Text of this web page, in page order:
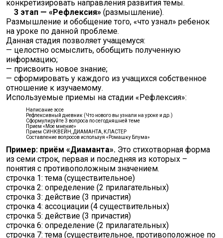
конкретизировать направления развития темы.
3 этап — «Рефлексия» (размышление).
Размышление и обобщение того, «что узнал» ребенок
на уроке по данной проблеме.
Данная стадия позволяет учащемуся:
— целостно осмыслить, обобщить полученную
информацию;
— присвоить новое знание;
— сформировать у каждого из учащихся собственное
отношение к изучаемому.
Используемые приемы на стадии «Рефлексия»:
Написание эссе
Рефлексивный дневник (Что нового вы узнали на уроке и др.)
Сформулируйте 3 вопроса по сегодняшней теме
Прием «Мое мнение»
Прием СИНКВЕЙН, ДИАМАНТА, КЛАСТЕР
Составление вопросов используя «Ромашку Блума»
Пример: приём «Диаманта». Это стихотворная форма
из семи строк, первая и последняя из которых –
понятия с противоположным значением.
строчка 1: тема (существительное)
строчка 2: определение (2 прилагательных)
строчка 3: действие (3 причастия)
строчка 4: ассоциации (4 существительных)
строчка 5: действие (3 причастия)
строчка 6: определение (2 прилагательных)
строчка 7: тема (существительное, противоположное по